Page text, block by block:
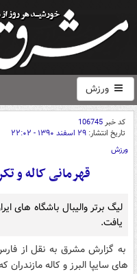
ورزش
کد خبر106745
تاریخ انتشار: ۲۹ اسفند ۱۳۹۰ - ۲۲:۰۲
ورزش
قهرمانی کاله و
لیگ برتر والیبال باشگاه های
یافت.
به گزارش مشرق به نقل از